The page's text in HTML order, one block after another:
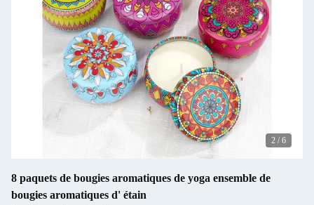
2 / 6
8 paquets de bougies aromatiques de yoga ensemble de
bougies aromatiques d' étain